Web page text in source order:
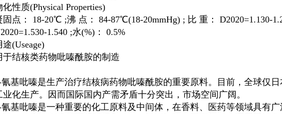
化性质(Physical Properties)
固点： 18-20℃ ;沸 点： 84-87℃(18-20mmHg) ; 比 重： D2020=1.130-
1.540 ;水(%)： 0.5%
途(Useage)
于结核类药物吡嗪酰胺的制造
氰基吡嗪是生产治疗结核病药物吡嗪酰胺的重要原料。目前，全球仅日
业化生产。因而国际国内产需矛盾十分突出，市场空间广阔。
氰基吡嗪是一种重要的化工原料及中间体，在香料、医药等领域具有广